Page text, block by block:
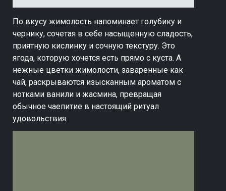
По вкусу жимолость напоминает голубику и
чернику, сочетая в себе насыщенную сладость,
приятную кислинку и сочную текстуру. Это
ягода, которую хочется есть прямо с куста. А
нежные цветки жимолости, заваренные как
чай, раскрываются изысканным ароматом с
нотками ванили и жасмина, превращая
обычное чаепитие в настоящий ритуал
удовольствия.